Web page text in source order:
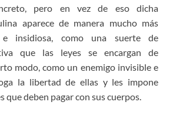
pero en vez de eso dicha
aparece de manera mucho más
e insidiosa, como una suerte de
que las leyes se encargan de
modo, como un enemigo invisible e
la libertad de ellas y les impone
que deben pagar con sus cuerpos.